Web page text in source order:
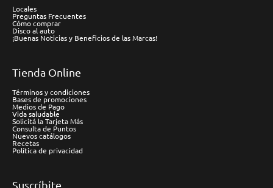
Locales
Preguntas Frecuentes
Cómo comprar
Disco al auto
¡Buenas Noticias y Beneficios de las Marcas!
Tienda Online
Términos y condiciones
Bases de promociones
Medios de Pago
Vida saludable
Solicitá la Tarjeta Más
Consulta de Puntos
Nuevos catálogos
Recetas
Política de privacidad
Suscríbite